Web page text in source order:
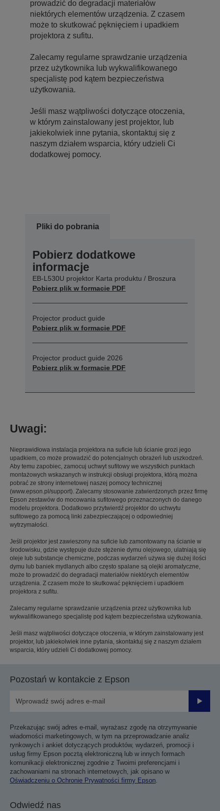
prowadzić do degradacji materiałów
niektórych elementów urządzenia. Z czasem
może to skutkować pęknięciem i upadkiem
projektora z sufitu.
Zalecamy regularne sprawdzanie urządzenia
przez użytkownika lub wykwalifikowanego
specjalistę pod kątem bezpieczeństwa
użytkowania.
Jeśli masz wątpliwości dotyczące otoczenia,
w którym zainstalowany jest projektor, lub
jakiekolwiek inne pytania, skontaktuj się z
naszym działem wsparcia, który udzieli Ci
dodatkowej pomocy.
Pliki do pobrania
Pobierz dodatkowe
informacje
EB-L530U projektor Karta produktu / Broszura
Pobierz plik w formacie PDF
Projector product guide
Pobierz plik w formacie PDF
Projector product guide 2026
Pobierz plik w formacie PDF
Uwagi:
Nieprawidłowa instalacja projektora na suficie lub ścianie grozi jego
upadkiem, co może prowadzić do potencjalnych obrażeń lub uszkodzeń.
Aby temu zapobiec, zamocuj uchwyt sufitowy we wszystkich punktach
montażowych wskazanych w instrukcji obsługi projektora, którą można
pobrać ze strony internetowej naszej pomocy technicznej
(www.epson.pl/support). Zalecamy stosowanie zatwierdzonych przez firmę
Epson zestawów do mocowania sufitowego przeznaczonych do danego
modelu projektora. Dodatkowo przytwierdź projektor do uchwytu
sufitowego za pomocą linki zabezpieczającej o odpowiedniej
wytrzymałości.
Jeśli projektor jest zawieszony na suficie lub zamontowany na ścianie w
środowisku, gdzie występuje duże stężenie dymu olejowego, ulatniają się
oleje lub substancje chemiczne, podczas wydarzeń używa się dużej ilości
dymu lub baniek mydlanych albo często spalane są olejki aromatyczne,
może to prowadzić do degradacji materiałów niektórych elementów
urządzenia. Z czasem może to skutkować pęknięciem i upadkiem
projektora z sufitu.
Zalecamy regularne sprawdzanie urządzenia przez użytkownika lub
wykwalifikowanego specjalistę pod kątem bezpieczeństwa użytkowania.
Jeśli masz wątpliwości dotyczące otoczenia, w którym zainstalowany jest
projektor, lub jakiekolwiek inne pytania, skontaktuj się z naszym działem
wsparcia, który udzieli Ci dodatkowej pomocy.
Pozostań w kontakcie z Epson
Przekazując swój adres e-mail, wyrażasz zgodę na otrzymywanie
wiadomości marketingowych, w tym na przeprowadzanie analiz
rynkowych i ankiet dotyczących produktów, wydarzeń, promocji i
usług firmy Epson pocztą elektroniczną lub w innych formach
komunikacji elektronicznej zgodnie z Twoimi preferencjami i
zachowaniami na stronach internetowych, jak opisano w
Oświadczeniu o Ochronie Prywatności firmy Epson
Odwiedź nas